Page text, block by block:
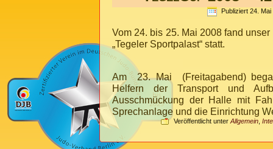
Publiziert 24. Mai
Vom 24. bis 25. Mai 2008 fand
„Tegeler Sportpalast“ statt.
Am 23. Mai (Freitagabend)
Helfern der Transport und
Ausschmückung der Halle mit
Sprechanlage und die Einrichtung
Veröffentlicht unter Allgemein